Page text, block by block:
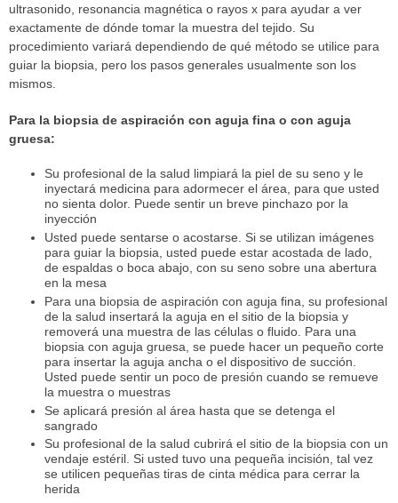
ultrasonido, resonancia magnética o rayos x para ayudar a ver
exactamente de dónde tomar la muestra del tejido. Su
procedimiento variará dependiendo de qué método se utilice para
guiar la biopsia, pero los pasos generales usualmente son los
mismos.
Para la biopsia de aspiración con aguja fina o con aguja
gruesa:
Su profesional de la salud limpiará la piel de su seno y le
inyectará medicina para adormecer el área, para que usted
no sienta dolor. Puede sentir un breve pinchazo por la
inyección
Usted puede sentarse o acostarse. Si se utilizan imágenes
para guiar la biopsia, usted puede estar acostada de lado,
de espaldas o boca abajo, con su seno sobre una abertura
en la mesa
Para una biopsia de aspiración con aguja fina, su profesional
de la salud insertará la aguja en el sitio de la biopsia y
removerá una muestra de las células o fluido. Para una
biopsia con aguja gruesa, se puede hacer un pequeño corte
para insertar la aguja ancha o el dispositivo de succión.
Usted puede sentir un poco de presión cuando se remueve
la muestra o muestras
Se aplicará presión al área hasta que se detenga el
sangrado
Su profesional de la salud cubrirá el sitio de la biopsia con un
vendaje estéril. Si usted tuvo una pequeña incisión, tal vez
se utilicen pequeñas tiras de cinta médica para cerrar la
herida